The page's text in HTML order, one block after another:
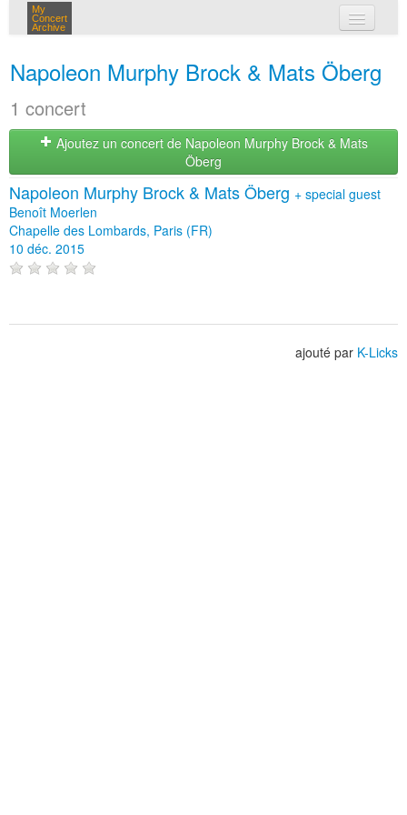
My
Concert
Archive
Napoleon Murphy Brock & Mats Öberg
1 concert
Ajoutez un concert de Napoleon Murphy Brock & Mats
Öberg
Napoleon Murphy Brock & Mats Öberg + special guest
Benoît Moerlen
Chapelle des Lombards, Paris (FR)
10 déc. 2015
ajouté par K-Licks